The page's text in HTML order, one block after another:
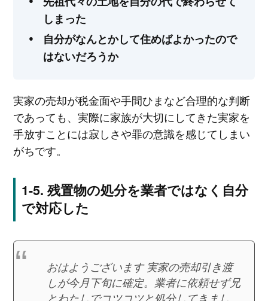
しまった
自分がなんとかして住めばよかったので
はないだろうか
実家の売却が税金面や手間ひまなど合理的な判断
であっても、実際に家族が大切にしてきた実家を
手放すことには寂しさや罪の意識を感じてしまい
がちです。
残置物の処分を業者ではなく自分
で対応した
おはようございます 実家の売却引き渡
しが今月下旬に確定。業者に依頼せず兄
とわたしでコツコツと処分してきまし